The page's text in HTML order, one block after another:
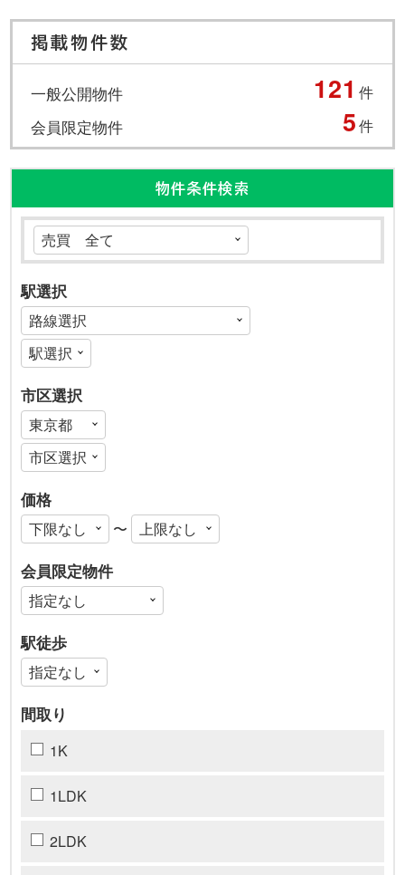
掲載物件数
一般公開物件 121 件
会員限定物件 5件
物件条件検索
駅選択
市区選択
価格
〜
会員限定物件
駅徒歩
間取り
1K
1LDK
2LDK